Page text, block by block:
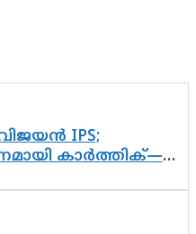
IPS;
കാർത്തിക്—
കുടുങ്ങി!